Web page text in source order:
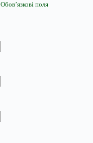
Обов’язкові поля